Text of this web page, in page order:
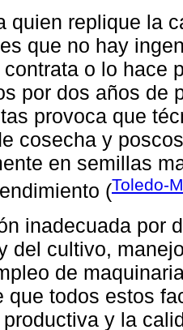
quien replique la
que no hay
o lo hace
por dos años de
provoca que
cosecha y
en semillas
(Toledo-
inadecuada por
del cultivo,
de
que todos estos
y la